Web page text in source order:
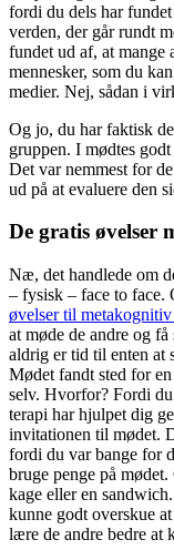
fordi du dels har
verden, der går rundt
fundet ud af, at mange
mennesker, som du
medier. Nej, sådan i
Og jo, du har faktisk
gruppen. I mødtes
Det var nemmest for
ud på at evaluere den
De gratis øvelser
Næ, det handlede om
– fysisk – face to face.
øvelser til metakognitiv
at møde de andre og
aldrig er tid til enten at
Mødet fandt sted for
selv. Hvorfor? Fordi
terapi har hjulpet dig
invitationen til mødet.
fordi du var bange for
bruge penge på
kage eller en
kunne godt overskue
lære de andre bedre at